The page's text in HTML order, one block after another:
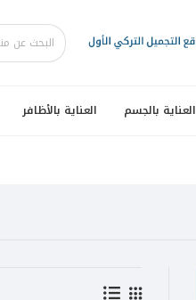
العناية بالجسم العناية بالأظافر